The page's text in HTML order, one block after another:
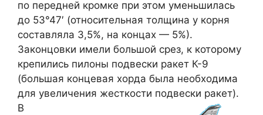
по передней кромке при этом уменьшилась
до 53°47′ (относительная толщина у корня
составляла 3,5%, на концах — 5%).
Законцовки имели большой срез, к которому
крепились пилоны подвески ракет К-9
(большая концевая хорда была необходима
для увеличения жесткости подвески ракет).
В